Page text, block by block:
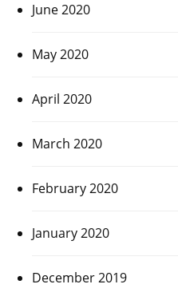
June 2020
May 2020
April 2020
March 2020
February 2020
January 2020
December 2019